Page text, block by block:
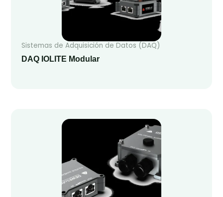
Sistemas de Adquisición de Datos (DAQ)
DAQ IOLITE Modular